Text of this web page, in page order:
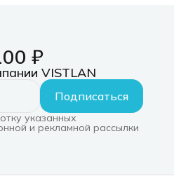
₽
VISTLAN
Подписаться
указанных
и рекламной рассылки